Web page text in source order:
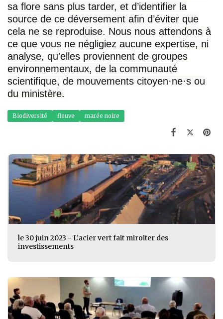
sa flore sans plus tarder, et d’identifier la
source de ce déversement afin d’éviter que
cela ne se reproduise. Nous nous attendons à
ce que vous ne négligiez aucune expertise, ni
analyse, qu'elles proviennent de groupes
environnementaux, de la communauté
scientifique, de mouvements citoyen·ne·s ou
du ministère.
Biodiversité fleuve marée noire
le 30 juin 2023 - L’acier vert fait miroiter des
investissements